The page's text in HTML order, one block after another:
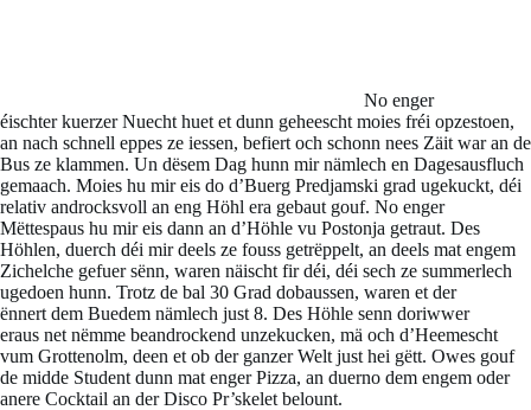
No enger
éischter kuerzer Nuecht huet et dunn geheescht moies fréi opzestoen,
an nach schnell eppes ze iessen, befiert och schonn nees Zäit war an de
Bus ze klammen. Un dësem Dag hunn mir nämlech en Dagesausfluch
gemaach. Moies hu mir eis do d’Buerg Predjamski grad ugekuckt, déi
relativ androcksvoll an eng Höhl era gebaut gouf. No enger
Mëttespaus hu mir eis dann an d’Höhle vu Postonja getraut. Des
Höhlen, duerch déi mir deels ze fouss getrëppelt, an deels mat engem
Zichelche gefuer sënn, waren näischt fir déi, déi sech ze summerlech
ugedoen hunn. Trotz de bal 30 Grad dobaussen, waren et der
ënnert dem Buedem nämlech just 8. Des Höhle senn doriwwer
eraus net nëmme beandrockend unzekucken, mä och d’Heemescht
vum Grottenolm, deen et ob der ganzer Welt just hei gëtt. Owes gouf
de midde Student dunn mat enger Pizza, an duerno dem engem oder
anere Cocktail an der Disco Pr’skelet belount.